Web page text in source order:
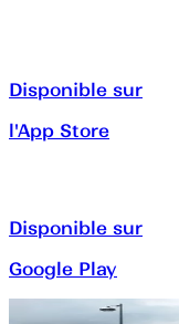
Disponible sur
l'App Store
Disponible sur
Google Play